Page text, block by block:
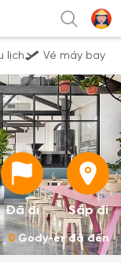
lịch Vé máy bay
Đã đi Sắp đi
0Gody-er đã đến